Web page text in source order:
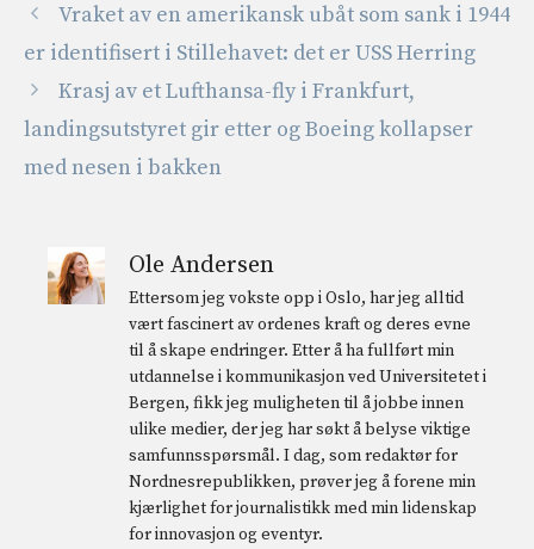
Vraket av en amerikansk ubåt som sank i 1944
er identifisert i Stillehavet: det er USS Herring
Krasj av et Lufthansa-fly i Frankfurt,
landingsutstyret gir etter og Boeing kollapser
med nesen i bakken
Ole Andersen
Ettersom jeg vokste opp i Oslo, har jeg alltid
vært fascinert av ordenes kraft og deres evne
til å skape endringer. Etter å ha fullført min
utdannelse i kommunikasjon ved Universitetet i
Bergen, fikk jeg muligheten til å jobbe innen
ulike medier, der jeg har søkt å belyse viktige
samfunnsspørsmål. I dag, som redaktør for
Nordnesrepublikken, prøver jeg å forene min
kjærlighet for journalistikk med min lidenskap
for innovasjon og eventyr.